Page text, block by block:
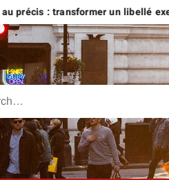
: transformer un libellé